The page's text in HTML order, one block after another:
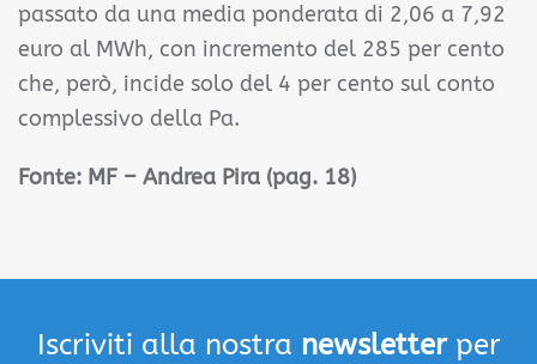
passato da una media ponderata di 2,06 a 7,92
euro al MWh, con incremento del 285 per cento
che, però, incide solo del 4 per cento sul conto
complessivo della Pa.
Fonte: MF – Andrea Pira (pag. 18)
Iscriviti alla nostra newsletterper